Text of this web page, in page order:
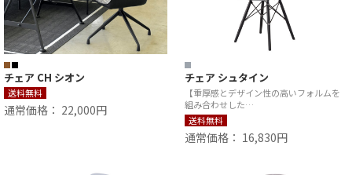
チェア CH シオン
送料無料
通常価格： 22,000円
チェア シュタイン
【重厚感とデザイン性の高いフォルムを
組み合わせした…
送料無料
通常価格： 16,830円